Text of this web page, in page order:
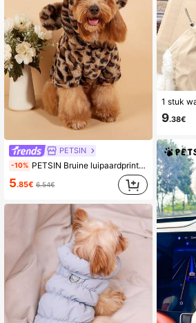
PETSIN
-10% PETSIN Bruine luipaardprint pluche huisdierjas, warme dikke honden-/kattenjas voor herfst/winter
5.85€ 6.54€
9.38€